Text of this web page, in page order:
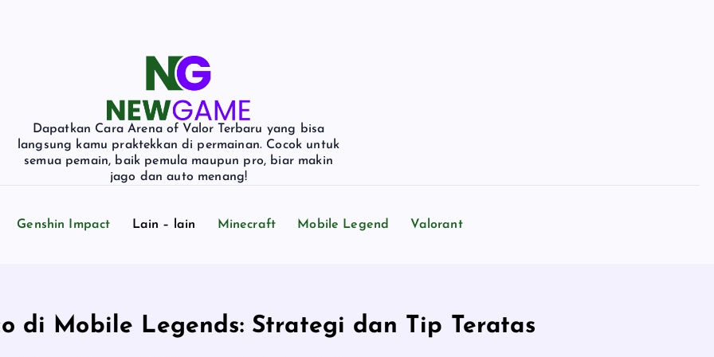
Dapatkan Cara Arena of Valor Terbaru yang bisa
langsung kamu praktekkan di permainan. Cocok untuk
semua pemain, baik pemula maupun pro, biar makin
jago dan auto menang!
Genshin Impact Lain – lain Minecraft Mobile Legend Valorant
di Mobile Legends: Strategi dan Tip Teratas